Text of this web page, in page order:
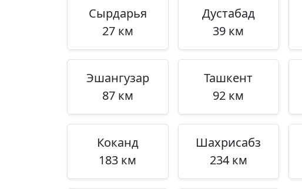
Сырдарья
27 км
Дустабад
39 км
Эшангузар
87 км
Ташкент
92 км
Коканд
183 км
Шахрисабз
234 км